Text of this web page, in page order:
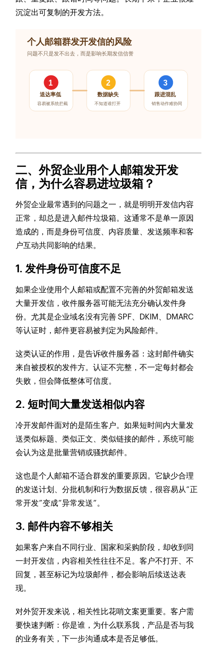
沉淀出可复制的开发方法。
二、外贸企业用个人邮箱发开发
信，为什么容易进垃圾箱？
外贸企业最常遇到的问题之一，就是明明开发信内容
正常，却总是进入邮件垃圾箱。这通常不是单一原因
造成的，而是身份可信度、内容质量、发送频率和客
户互动共同影响的结果。
1. 发件身份可信度不足
如果企业使用个人邮箱或配置不完善的外贸邮箱发送
大量开发信，收件服务器可能无法充分确认发件身
份。尤其是企业域名没有完善 SPF、DKIM、DMARC
等认证时，邮件更容易被判定为风险邮件。
这类认证的作用，是告诉收件服务器：这封邮件确实
来自被授权的发件方。认证不完整，不一定每封都会
失败，但会降低整体可信度。
2. 短时间大量发送相似内容
冷开发邮件面对的是陌生客户。如果短时间内大量发
送类似标题、类似正文、类似链接的邮件，系统可能
会认为这是批量营销或骚扰邮件。
这也是个人邮箱不适合群发的重要原因。它缺少合理
的发送计划、分批机制和行为数据反馈，很容易从“正
常开发”变成“异常发送”。
3. 邮件内容不够相关
如果客户来自不同行业、国家和采购阶段，却收到同
一封开发信，内容相关性往往不足。客户不打开、不
回复，甚至标记为垃圾邮件，都会影响后续送达表
现。
对外贸开发来说，相关性比花哨文案更重要。客户需
要快速判断：你是谁，为什么联系我，产品是否与我
的业务有关，下一步沟通成本是否足够低。